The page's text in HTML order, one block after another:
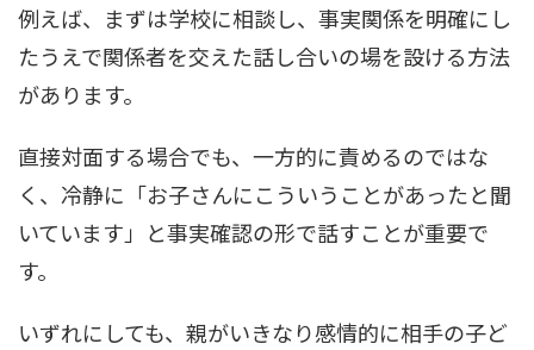
例えば、まずは学校に相談し、事実関係を明確にし
たうえで関係者を交えた話し合いの場を設ける方法
があります。
直接対面する場合でも、一方的に責めるのではな
く、冷静に「お子さんにこういうことがあったと聞
いています」と事実確認の形で話すことが重要で
す。
いずれにしても、親がいきなり感情的に相手の子ど